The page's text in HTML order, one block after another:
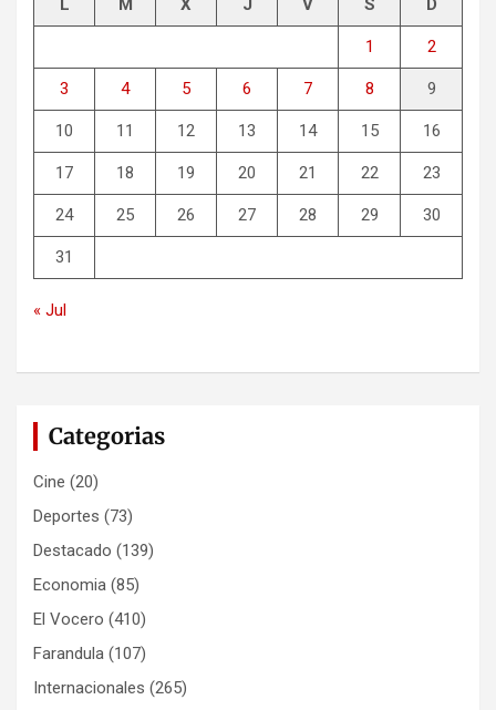
L M X J V S D
1 2
3 4 5 6 7 8 9
10 11 12 13 14 15 16
17 18 19 20 21 22 23
24 25 26 27 28 29 30
31
« Jul
Categorias
Cine (20)
Deportes (73)
Destacado (139)
Economia (85)
El Vocero (410)
Farandula (107)
Internacionales (265)